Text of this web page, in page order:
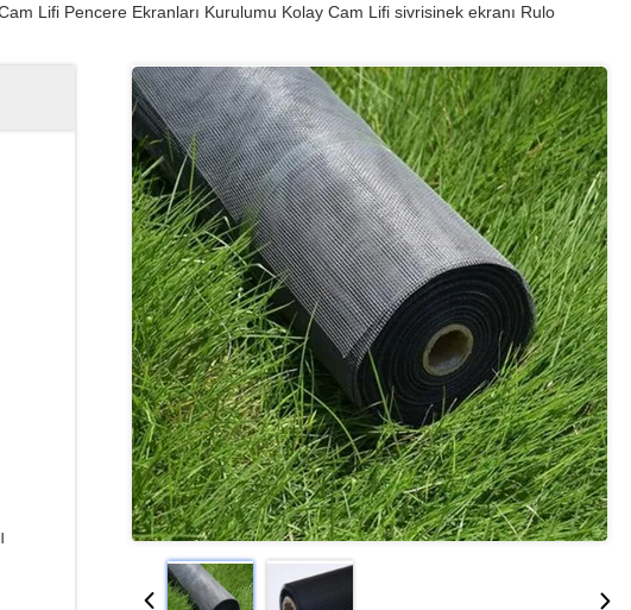
Lifi Pencere Ekranları Kurulumu Kolay Cam Lifi sivrisinek ekranı Rulo